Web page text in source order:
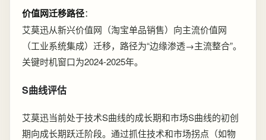
价值网迁移路径：
艾莫迅从新兴价值网（淘宝单品销售）向主流价值网
（工业系统集成）迁移，路径为“边缘渗透→主流整合”。
关键时机窗口为2024-2025年。
S曲线评估
艾莫迅当前处于技术S曲线的成长期和市场S曲线的初创
期向成长期跃迁阶段。通过抓住技术和市场拐点（如物